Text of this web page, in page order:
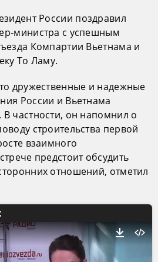
России поздравил
министра с успешным
Компартии Вьетнама и
То Ламу.
дружественные и надежные
России и Вьетнама
частности, он напомнил о
строительства первой
взаимного
предстоит обсудить
отношений, отметил